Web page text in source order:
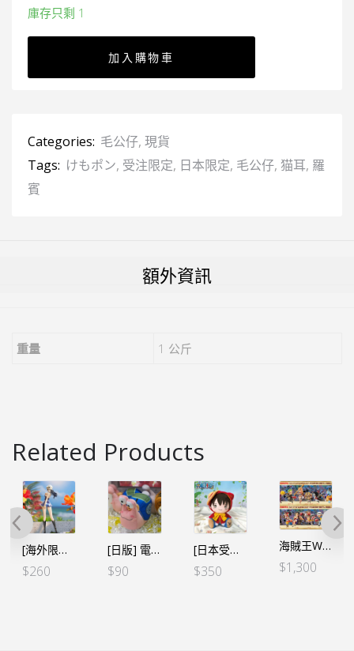
庫存只剩 1
加入購物車
Categories: 毛公仔, 現貨
Tags: けもポン, 受注限定, 日本限定, 毛公仔, 猫耳, 羅
賓
額外資訊
重量 1 公斤
Related Products
[海外限定][CHRONICLE] GLITTER&GLAMOURS G&G 羅賓
$260
[日版] 電傳蟲小公仔-路飛
$90
[日本受注限定] 海賊王 X けもポン猫耳聯乘小公仔Vol.1 – 路飛
$350
海賊王WCF -大海賊百景- VOL.1+2（草帽一夥12個SET）（亞版）＊網店限定
$1,300